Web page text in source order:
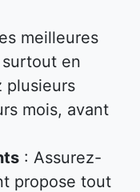
meilleures
en
plusieurs
mois, avant
: Assurez-
propose tout